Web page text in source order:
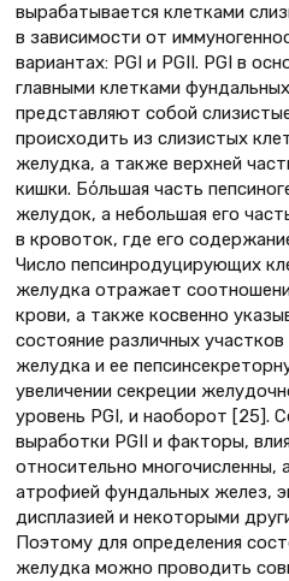
вырабатывается клетками
в зависимости от
вариантах: PGI и PGII. PGI в
главными клетками
представляют собой
происходить из слизистых
желудка, а также верхней
кишки. Бόльшая часть
желудок, а небольшая его
в кровоток, где его
Число пепсинродуцирующих
желудка отражает
крови, а также косвенно
состояние различных
желудка и ее
увеличении секреции
уровень PGI, и наоборот [25].
выработки PGII и факторы,
относительно многочисленны,
атрофией фундальных желез,
дисплазией и некоторыми
Поэтому для определения
желудка можно проводить